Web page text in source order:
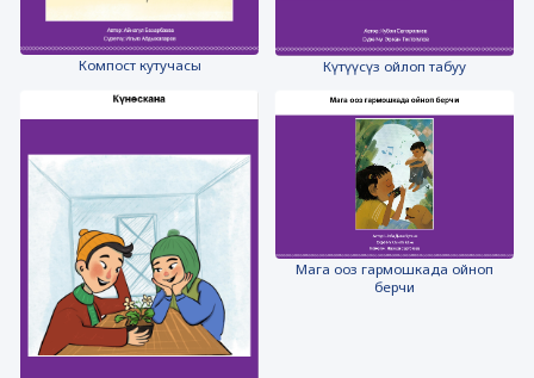
Компост кутучасы Күтүүсүз ойлоп табуу
Мага ооз гармошкада ойноп
берчи